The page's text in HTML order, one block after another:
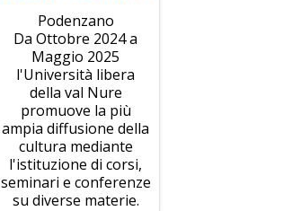
Podenzano
Da Ottobre 2024 a
Maggio 2025
l'Università libera
della val Nure
promuove la più
ampia diffusione della
cultura mediante
l'istituzione di corsi,
seminari e conferenze
su diverse materie.